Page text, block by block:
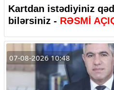
Kartdan istədiyiniz
bilərsiniz - RƏSMİ
07-08-2026 10:48